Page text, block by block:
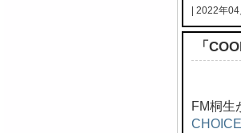
| 2022年
「
FM桐生
CHOICE